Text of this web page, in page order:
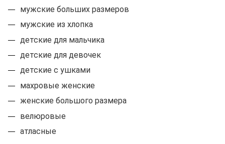
мужские больших размеров
мужские из хлопка
детские для мальчика
детские для девочек
детские с ушками
махровые женские
женские большого размера
велюровые
атласные